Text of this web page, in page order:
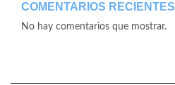
COMENTARIOS RECIENTES
No hay comentarios que mostrar.